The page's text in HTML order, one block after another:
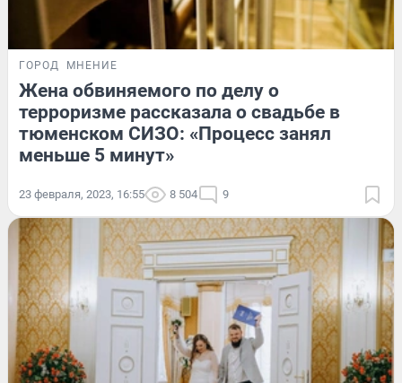
ГОРОД МНЕНИЕ
Жена обвиняемого по делу о
терроризме рассказала о свадьбе в
тюменском СИЗО: «Процесс занял
меньше 5 минут»
23 февраля, 2023, 16:55 8 504 9